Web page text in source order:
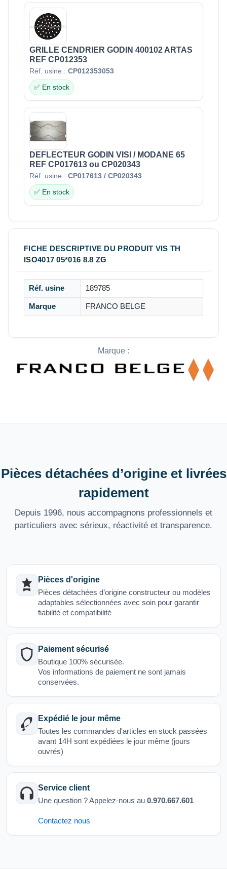
GRILLE CENDRIER GODIN 400102 ARTAS
REF CP012353
Réf. usine : CP012353053
✅ En stock
DEFLECTEUR GODIN VISI / MODANE 65
REF CP017613 ou CP020343
Réf. usine : CP017613 / CP020343
✅ En stock
FICHE DESCRIPTIVE DU PRODUIT VIS TH
ISO4017 05*016 8.8 ZG
Réf. usine 189785
Marque FRANCO BELGE
Marque :
Pièces détachées d’origine et livrées
rapidement
Depuis 1996, nous accompagnons professionnels et
particuliers avec sérieux, réactivité et transparence.
Pièces d'origine
Pièces détachées d’origine constructeur ou modèles
adaptables sélectionnées avec soin pour garantir
fiabilité et compatibilité
Paiement sécurisé
Boutique 100% sécurisée.
Vos informations de paiement ne sont jamais
conservées.
Expédié le jour même
Toutes les commandes d'articles en stock passées
avant 14H sont expédiées le jour même (jours
ouvrés)
Service client
Une question ? Appelez-nous au 0.970.667.601
Contactez nous